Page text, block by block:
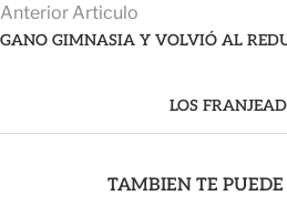
Anterior Articulo
GANO GIMNASIA Y VOLVIÓ AL
LOS
TAMBIEN TE